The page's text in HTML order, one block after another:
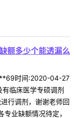
额多少个能透漏么
时间:2020-04-27
临床医学专硕调剂
行调剂，谢谢老师回
业缺额情况待定，